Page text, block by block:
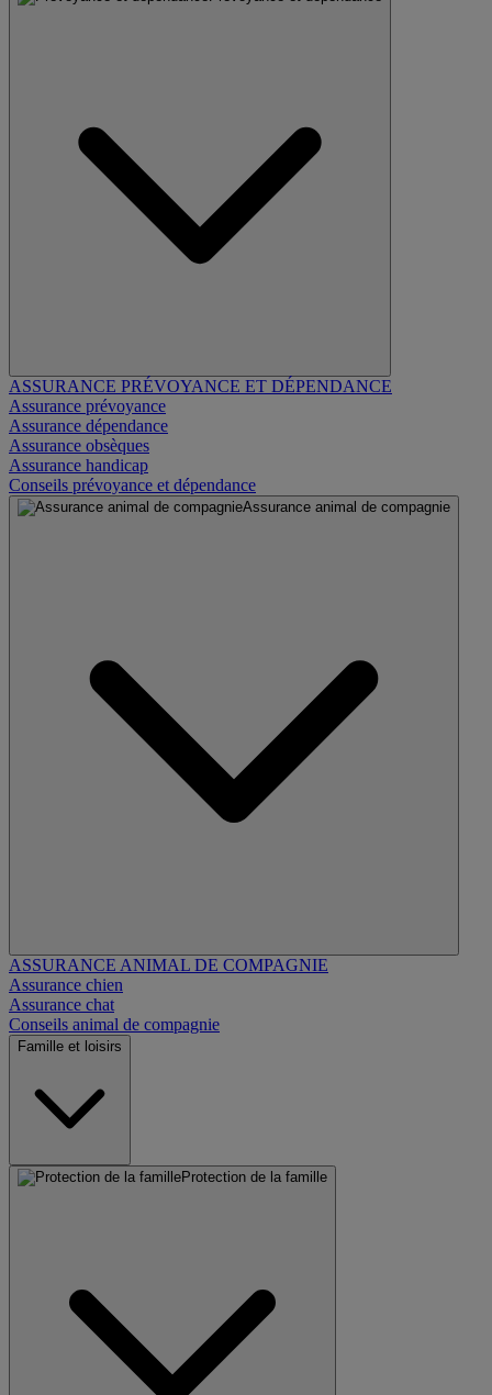
ASSURANCE PRÉVOYANCE ET DÉPENDANCE
Assurance prévoyance
Assurance dépendance
Assurance obsèques
Assurance handicap
Conseils prévoyance et dépendance
Assurance animal de compagnie
ASSURANCE ANIMAL DE COMPAGNIE
Assurance chien
Assurance chat
Conseils animal de compagnie
Famille et loisirs
Protection de la famille